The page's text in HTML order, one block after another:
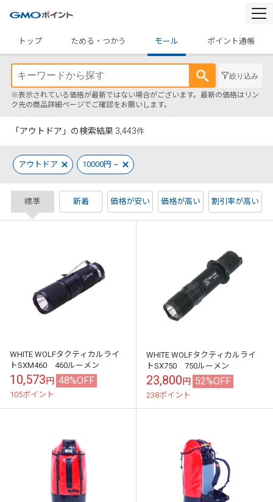
トップ
ためる・つかう モール ポイント通帳
絞り込み
※表示されている価格が最新ではない場合がございます。最新の価格はリン
ク先の商品詳細ページでご確認をお願いします。
「アウトドア」の検索結果 3,443件
アウトドア 10000円 ~
標準 新着 価格が安い 価格が高い 割引率が高い
WHITE WOLFタクティカルライ
トSXM460 460ルーメン
10,573円 48%OFF
105ポイント
WHITE WOLFタクティカルライ
トSX750 750ルーメン
23,800円 52%OFF
238ポイント